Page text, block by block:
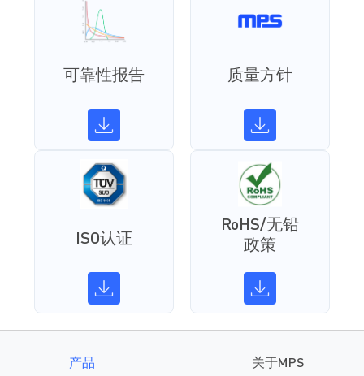
可靠性报告 质量方针
ISO认证
RoHS/无铅
政策
产品 关于MPS